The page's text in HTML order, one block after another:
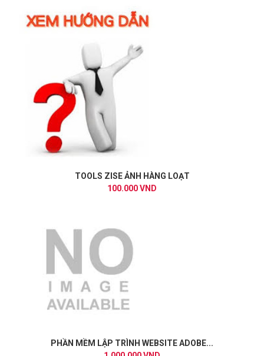
TOOLS ZISE ẢNH HÀNG LOẠT
100.000 VND
PHẦN MỀM LẬP TRÌNH WEBSITE ADOBE...